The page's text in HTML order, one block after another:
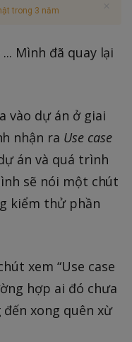
trong 3 năm
Mình đã quay lại
vào dự án ở giai
nhận ra Use case
án và quá trình
sẽ nói một chút
kiểm thử phần
xem “Use case
hợp ai đó chưa
xong quên xừ